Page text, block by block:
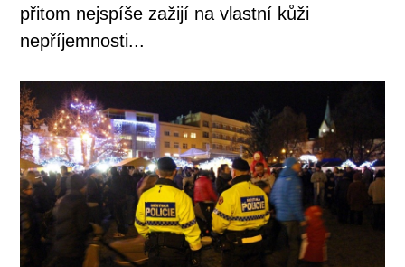
přitom nejspíše zažijí na vlastní kůži
nepříjemnosti...